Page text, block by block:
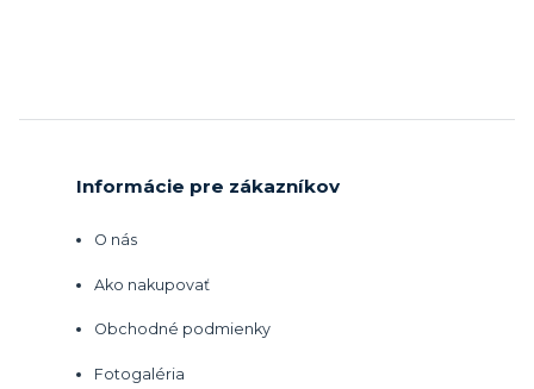
Informácie pre zákazníkov
O nás
Ako nakupovať
Obchodné podmienky
Fotogaléria